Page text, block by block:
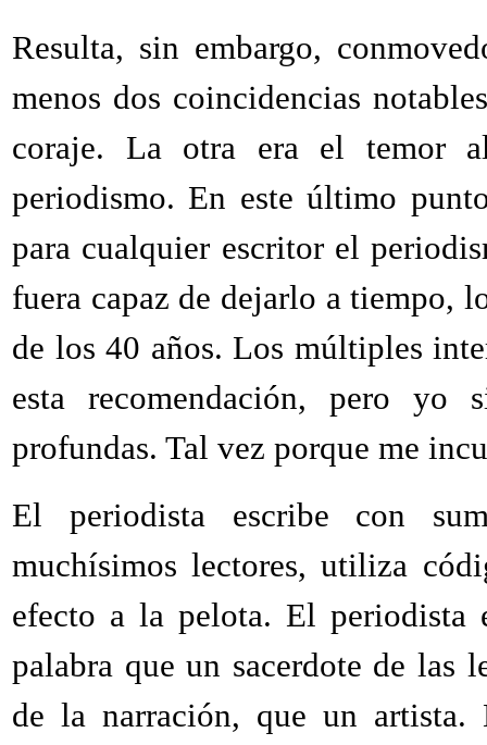
Resulta, sin embargo,
menos dos coincidencias
coraje. La otra era el temor
periodismo. En este último
para cualquier escritor el
fuera capaz de dejarlo a tiempo,
de los 40 años. Los múltiples
esta recomendación, pero yo
profundas. Tal vez porque me
El periodista escribe con
muchísimos lectores, utiliza
efecto a la pelota. El periodista
palabra que un sacerdote de las
de la narración, que un artista.